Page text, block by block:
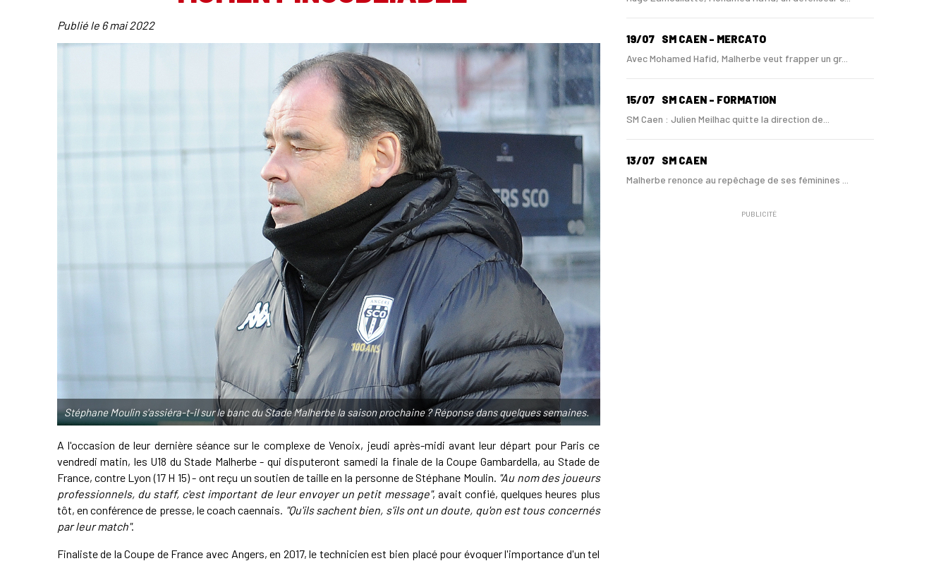
Publié le 6 mai 2022
Stéphane Moulin s'assiéra-t-il sur le banc du Stade Malherbe la saison prochaine ? Réponse dans quelques semaines.
A l'occasion de leur dernière séance sur le complexe de Venoix, jeudi après-midi avant leur départ pour Paris ce
vendredi matin, les U18 du Stade Malherbe - qui disputeront samedi la finale de la Coupe Gambardella, au Stade de
France, contre Lyon (17 H 15) - ont reçu un soutien de taille en la personne de Stéphane Moulin. "Au nom des joueurs
professionnels, du staff, c'est important de leur envoyer un petit message", avait confié, quelques heures plus
tôt, en conférence de presse, le coach caennais. "Qu'ils sachent bien, s'ils ont un doute, qu'on est tous concernés
par leur match".
Finaliste de la Coupe de France avec Angers, en 2017, le technicien est bien placé pour évoquer l'importance d'un tel
19/07 SM CAEN - MERCATO
Avec Mohamed Hafid, Malherbe veut frapper un gr...
15/07 SM CAEN - FORMATION
SM Caen : Julien Meilhac quitte la direction de...
13/07 SM CAEN
Malherbe renonce au repêchage de ses féminines ...
PUBLICITÉ